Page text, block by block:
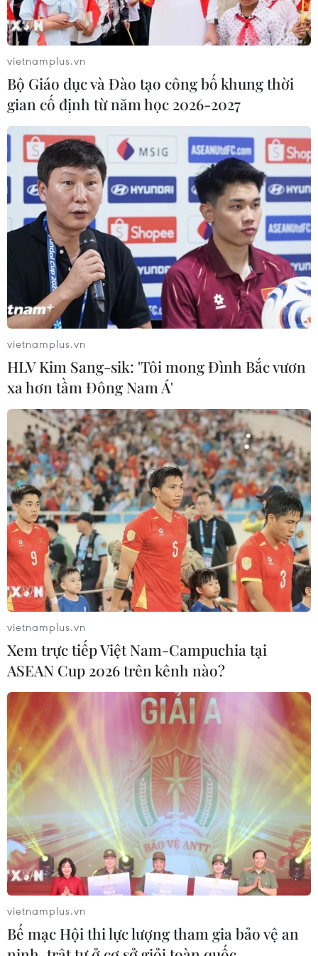
Nga kêu gọi tổ chức NATO thiết lập kênh
liên lạc quân sự
18/07/2019 12:25
Theo người đứng đầu ngành ngoại giao Nga, sáng kiến
bình thường hóa quan hệ nên xuất phát từ NATO, còn
Nga sẵn sàng đáp lại mọi thiện chí của phía đối tác.
vietnamplus.vn
Bộ Giáo dục và Đào tạo công bố khung thời
gian cố định từ năm học 2026-2027
vietnamplus.vn
HLV Kim Sang-sik: 'Tôi mong Đình Bắc vươn
xa hơn tầm Đông Nam Á'
vietnamplus.vn
Xem trực tiếp Việt Nam-Campuchia tại
ASEAN Cup 2026 trên kênh nào?
vietnamplus.vn
Bế mạc Hội thi lực lượng tham gia bảo vệ an